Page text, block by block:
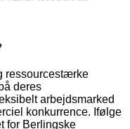
ressourcestærke
deres
arbejdsmarked
konkurrence. Ifølge
for Berlingske